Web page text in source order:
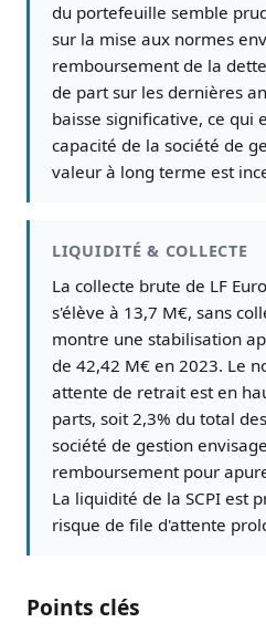
du portefeuille semble
sur la mise aux normes
remboursement de la
de part sur les dernières
baisse significative, ce qui
capacité de la société de
valeur à long terme est
LIQUIDITÉ & COLLECTE
La collecte brute de LF
s'élève à 13,7 M€, sans
montre une stabilisation
de 42,42 M€ en 2023. Le
attente de retrait est en
parts, soit 2,3% du total
société de gestion
remboursement pour
La liquidité de la SCPI est
risque de file d'attente
Points clés